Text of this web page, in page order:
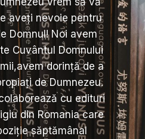
aveți nevoie pentru
Domnul! Noi avem
Cuvântul Domnului
dorință de a
de Dumnezeu.
cu edituri
din Romania care
săptămânal